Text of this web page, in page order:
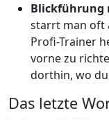
Blickführung
starrt man oft
Profi-Trainer
vorne zu
dorthin, wo
Das letzte